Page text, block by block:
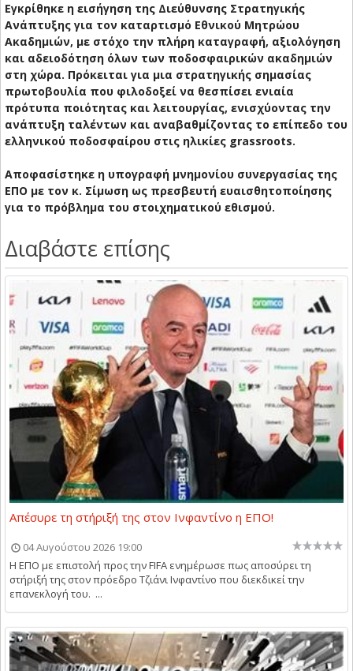
Εγκρίθηκε η εισήγηση της Διεύθυνσης Στρατηγικής
Ανάπτυξης για τον καταρτισμό Εθνικού Μητρώου
Ακαδημιών, με στόχο την πλήρη καταγραφή, αξιολόγηση
και αδειοδότηση όλων των ποδοσφαιρικών ακαδημιών
στη χώρα. Πρόκειται για μια στρατηγικής σημασίας
πρωτοβουλία που φιλοδοξεί να θεσπίσει ενιαία
πρότυπα ποιότητας και λειτουργίας, ενισχύοντας την
ανάπτυξη ταλέντων και αναβαθμίζοντας το επίπεδο του
ελληνικού ποδοσφαίρου στις ηλικίες grassroots.
Αποφασίστηκε η υπογραφή μνημονίου συνεργασίας της
ΕΠΟ με τον κ. Σίμωση ως πρεσβευτή ευαισθητοποίησης
για το πρόβλημα του στοιχηματικού εθισμού.
Διαβάστε επίσης
Απέσυρε τη στήριξή της στον Ινφαντίνο η ΕΠΟ!
04 Αυγούστου 2026 19:00
Η ΕΠΟ με επιστολή προς την FIFA ενημέρωσε πως αποσύρει τη
στήριξή της στον πρόεδρο Τζιάνι Ινφαντίνο που διεκδικεί την
επανεκλογή του. ...